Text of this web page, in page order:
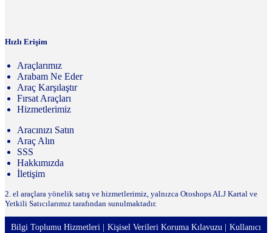
Hızlı Erişim
Araçlarımız
Arabam Ne Eder
Araç Karşılaştır
Fırsat Araçları
Hizmetlerimiz
Aracınızı Satın
Araç Alın
SSS
Hakkımızda
İletişim
2. el araçlara yönelik satış ve hizmetlerimiz, yalnızca Otoshops ALJ Kartal ve
Yetkili Satıcılarımız tarafından sunulmaktadır.
Bilgi Toplumu Hizmetleri Kişisel Verileri Koruma Kılavuzu
Kullanıcı